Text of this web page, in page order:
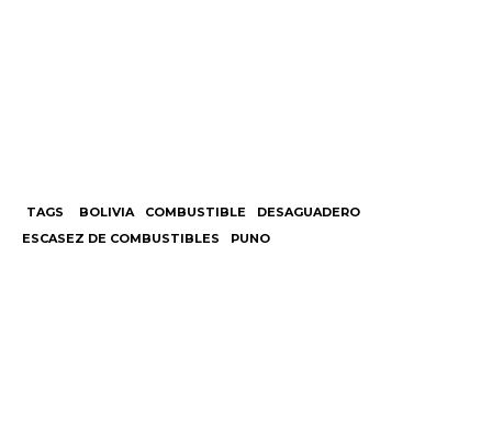
TAGS BOLIVIA COMBUSTIBLE
DESAGUADERO
ESCASEZ DE COMBUSTIBLES
PUNO